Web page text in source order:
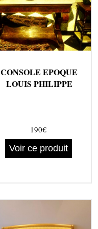
CONSOLE EPOQUE
LOUIS PHILIPPE
190€
Voir ce produit